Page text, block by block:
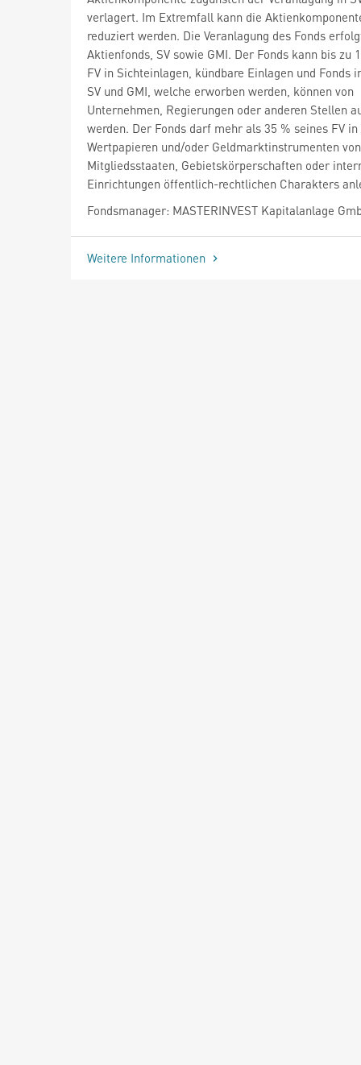
verlagert. Im Extremfall kann die
reduziert werden. Die Veranlagung des Fonds
Aktienfonds, SV sowie GMI. Der Fonds kann bis zu
FV in Sichteinlagen, kündbare Einlagen und Fonds
SV und GMI, welche erworben werden, können von
Unternehmen, Regierungen oder anderen Stellen
werden. Der Fonds darf mehr als 35 % seines FV in
Wertpapieren und/oder Geldmarktinstrumenten von
Mitgliedsstaaten, Gebietskörperschaften oder
Einrichtungen öffentlich-rechtlichen Charakters
Fondsmanager: MASTERINVEST Kapitalanlage
Weitere Informationen